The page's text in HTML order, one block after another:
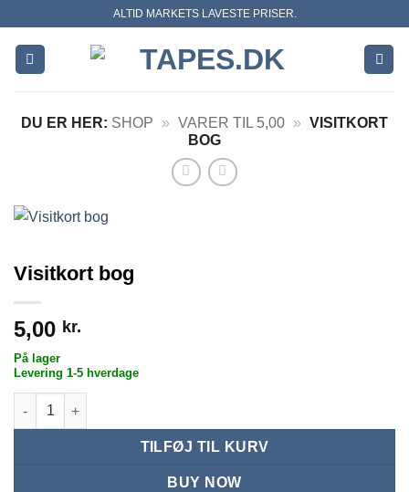
content
ALTID MARKETS LAVESTE PRISER.
DU ER HER: SHOP » VARER TIL 5,00 » VISITKORT
BOG
Visitkort bog
5,00 kr.
På lager
Levering 1-5 hverdage
Visitkort bog antal
TILFØJ TIL KURV
BUY NOW